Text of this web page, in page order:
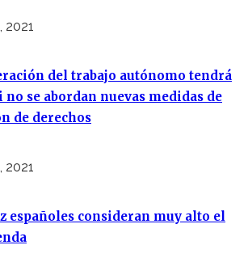
2021
del trabajo autónomo tendrá
no se abordan nuevas medidas de
de derechos
2021
españoles consideran muy alto el